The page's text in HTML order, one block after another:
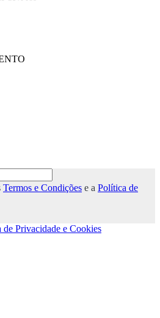
Termos e Condições e a Política de
de Privacidade e Cookies